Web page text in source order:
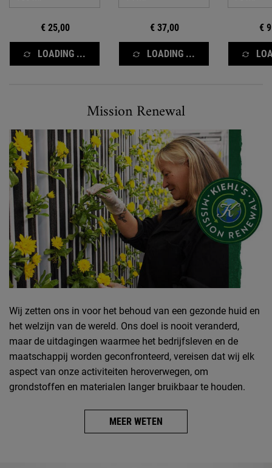
€ 25,00
LOADING ...
€ 37,00
LOADING ...
€
Mission Renewal
Wij zetten ons in voor het behoud van een gezonde huid en
het welzijn van de wereld. Ons doel is nooit veranderd,
maar de uitdagingen waarmee het bedrijfsleven en de
maatschappij worden geconfronteerd, vereisen dat wij elk
aspect van onze activiteiten heroverwegen, om
grondstoffen en materialen langer bruikbaar te houden.
MEER WETEN